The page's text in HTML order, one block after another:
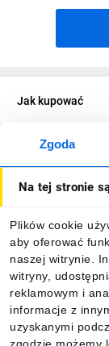
Zgoda
Na tej stronie
Plików cookie
aby oferować
naszej witrynie.
witryny,
reklamowym i
informacje z
uzyskanymi
Jak kupować
O firmie
Informacje